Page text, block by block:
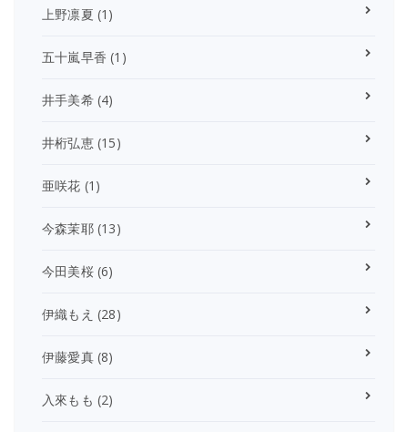
上野凛夏 (1)
五十嵐早香 (1)
井手美希(4)
井桁弘恵(15)
亜咲花 (1)
今森茉耶(13)
今田美桜(6)
伊織もえ (28)
伊藤愛真(8)
入來もも (2)